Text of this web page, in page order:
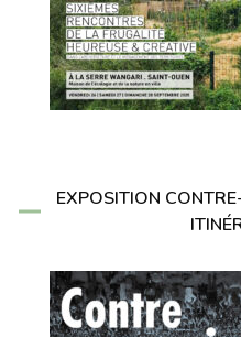
EXPOSITION